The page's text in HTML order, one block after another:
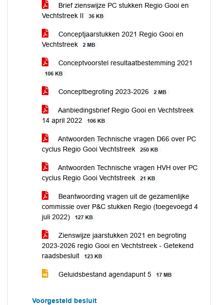
Brief zienswijze PC stukken Regio Gooi en
Vechtstreek II
36 KB
Conceptjaarstukken 2021 Regio Gooi en
Vechtstreek
2 MB
Conceptvoorstel resultaatbestemming 2021
106 KB
Conceptbegroting 2023-2026 2 MB
Aanbiedingsbrief Regio Gooi en Vechtstreek
14 april 2022
106 KB
Antwoorden Technische vragen D66 over PC
cyclus Regio Gooi Vechtstreek
250 KB
Antwoorden Technische vragen HVH over PC
cyclus Regio Gooi Vechtstreek
21 KB
Beantwoording vragen uit de gezamenlijke
commissie over P&C stukken Regio (toegevoegd 4
juli 2022)
127 KB
Zienswijze jaarstukken 2021 en begroting
2023-2026 regio Gooi en Vechtstreek - Getekend
raadsbesluit
123 KB
Geluidsbestand agendapunt 5 17 MB
Voorgesteld besluit